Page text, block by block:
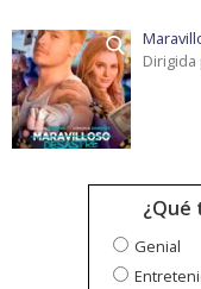
¿Qué
Genial